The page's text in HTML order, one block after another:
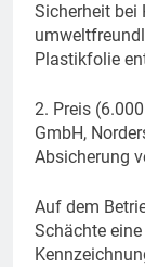
Sicherheit bei
Plastikfolie
2. Preis
GmbH,
Absicherung
Auf dem
Schächte